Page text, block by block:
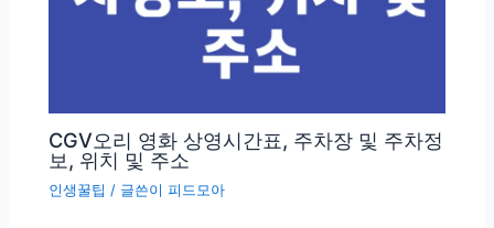
CGV오리 영화 상영시간표, 주차장 및 주차정
보, 위치 및 주소
인생꿀팁 / 글쓴이피드모아